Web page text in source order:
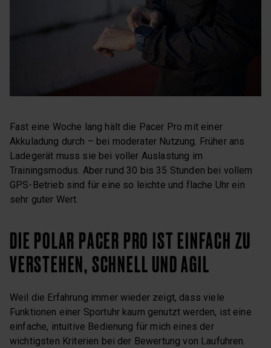
Fast eine Woche lang hält die Pacer Pro mit einer
Akkuladung durch – bei moderater Nutzung. Früher ans
Ladegerät muss sie bei voller Auslastung im
Trainingsmodus. Aber rund 30 bis 35 Stunden bei vollem
GPS-Betrieb sind für eine so leichte und flache Uhr ein
sehr guter Wert.
DIE POLAR PACER PRO IST EINFACH ZU
VERSTEHEN, SCHNELL UND AGIL
Weil die Erfahrung immer wieder zeigt, dass viele
Funktionen einer Sportuhr kaum genutzt werden, ist eine
einfache, intuitive Bedienung für mich eines der
wichtigsten Kriterien bei der Bewertung von Laufuhren.